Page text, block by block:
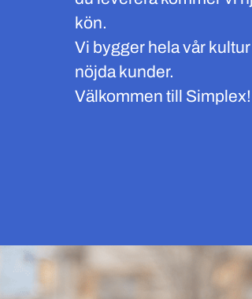
kön.
Vi bygger hela vår
nöjda kunder.
Välkommen till Simplex!